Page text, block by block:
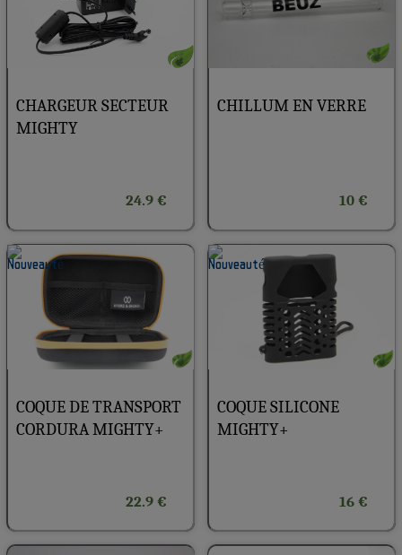
CHARGEUR SECTEUR
MIGHTY
24.9 €
CHILLUM EN VERRE
10 €
COQUE DE TRANSPORT
CORDURA MIGHTY+
22.9 €
COQUE SILICONE
MIGHTY+
16 €